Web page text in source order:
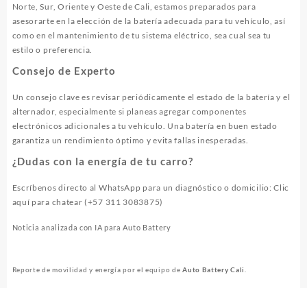
Norte, Sur, Oriente y Oeste de Cali, estamos preparados para
asesorarte en la elección de la batería adecuada para tu vehículo, así
como en el mantenimiento de tu sistema eléctrico, sea cual sea tu
estilo o preferencia.
Consejo de Experto
Un consejo clave es revisar periódicamente el estado de la batería y el
alternador, especialmente si planeas agregar componentes
electrónicos adicionales a tu vehículo. Una batería en buen estado
garantiza un rendimiento óptimo y evita fallas inesperadas.
¿Dudas con la energía de tu carro?
Escríbenos directo al WhatsApp para un diagnóstico o domicilio:Clic
aquí para chatear (+57 311 3083875)
Noticia analizada con IA para Auto Battery
Reporte de movilidad y energía por el equipo deAuto Battery Cali